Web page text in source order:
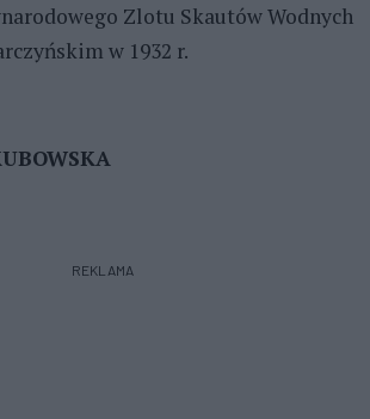
Zlotu Skautów Wodnych
w 1932 r.
REKLAMA